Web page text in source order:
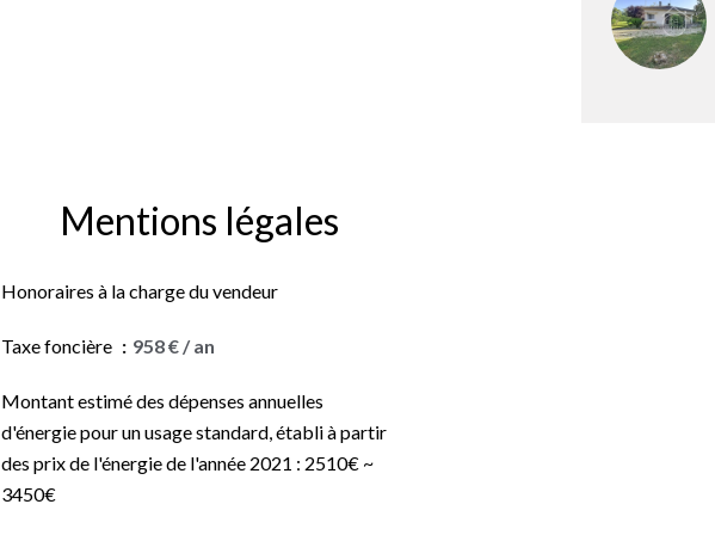
Mentions légales
Honoraires à la charge du vendeur
Taxe foncière 958 € / an
Montant estimé des dépenses annuelles
d'énergie pour un usage standard, établi à partir
des prix de l'énergie de l'année 2021 : 2510€ ~
3450€